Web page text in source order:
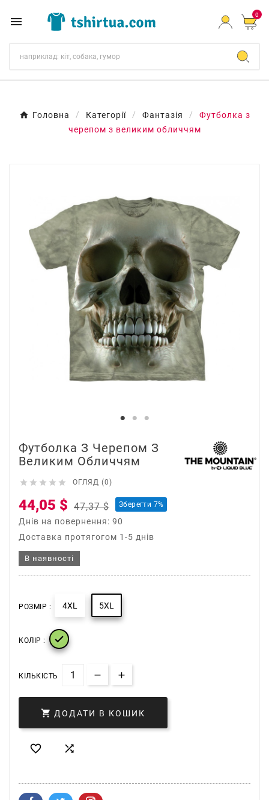
 0
Головна Категорії Фантазія
Футболка з
черепом з великим обличчям
Футболка З Черепом З
Великим Обличчям
     ОГЛЯД (0)
44,05 $ 47,37 $ Зберегти 7%
Днів на повернення: 90
Доставка протягогом 1-5 днів
В наявності
РОЗМІР : 4XL 5XL
КОЛІР : 
КІЛЬКІСТЬ
 ДОДАТИ В КОШИК
 